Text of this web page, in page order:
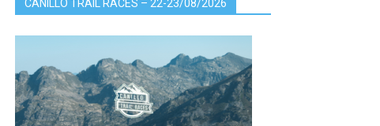
CANILLO TRAIL RACES – 22-23/08/2026